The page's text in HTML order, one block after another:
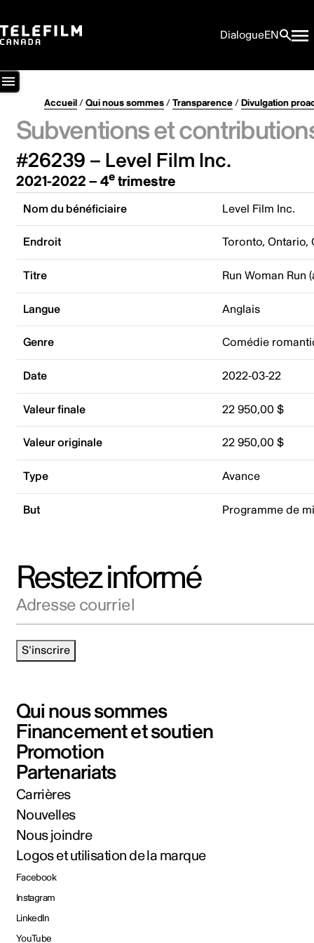
DialogueEN
Accueil/Qui nous sommes/Transparence/Divulgation
Subventions et
#26239 – Level Film Inc.
2021-2022 – 4etrimestre
Nom du bénéficiaire Level Film Inc.
Endroit Toronto, Ontario,
Titre Run Woman Run
Langue Anglais
Genre Comédie
Date 2022-03-22
Valeur finale 22 950,00 $
Valeur originale 22 950,00 $
Type Avance
But Programme de
Restez informé
S'inscrire
Qui nous sommes
Financement et soutien
Promotion
Partenariats
Carrières
Nouvelles
Nous joindre
Logos et utilisation de la marque
Facebook
Instagram
LinkedIn
YouTube